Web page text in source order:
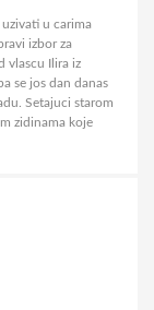
u carima
izbor za
vlascu Ilira iz
se jos dan danas
Setajuci starom
zidinama koje